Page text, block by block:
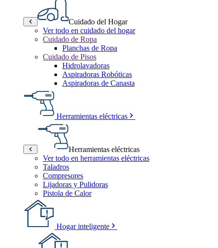
Cuidado del Hogar
Ver todo en cuidado del hogar
Cuidado de Ropa
Planchas de Ropa
Cuidado de Pisos
Hidrolavadoras
Aspiradoras Robóticas
Aspiradoras de Canasta
Herramientas eléctricas
Herramientas eléctricas
Ver todo en herramientas eléctricas
Taladros
Compresores
Lijadoras y Pulidoras
Pistola de Calor
Hogar inteligente